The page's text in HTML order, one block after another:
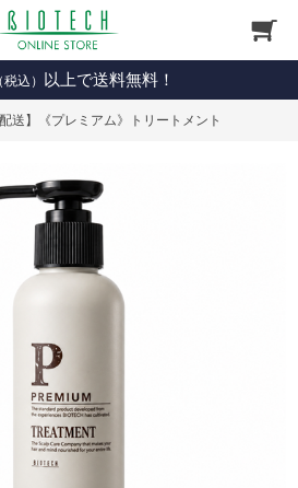
込） 以上で送料無料！
配送】《プレミアム》トリートメント